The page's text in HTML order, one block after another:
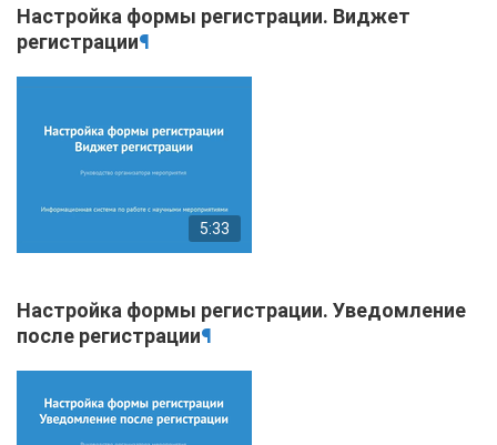
Настройка формы регистрации. Виджет
регистрации¶
5:33
Настройка формы регистрации. Уведомление
после регистрации¶